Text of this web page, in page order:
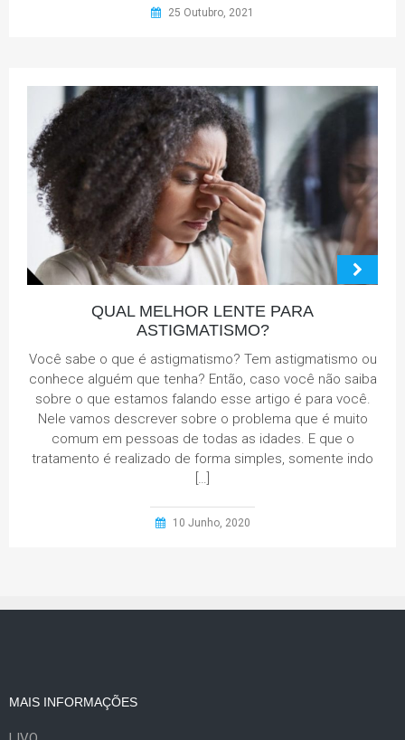
25 Outubro, 2021
QUAL MELHOR LENTE PARA
ASTIGMATISMO?
Você sabe o que é astigmatismo? Tem astigmatismo ou
conhece alguém que tenha? Então, caso você não saiba
sobre o que estamos falando esse artigo é para você.
Nele vamos descrever sobre o problema que é muito
comum em pessoas de todas as idades. E que o
tratamento é realizado de forma simples, somente indo
10 Junho, 2020
MAIS INFORMAÇÕES